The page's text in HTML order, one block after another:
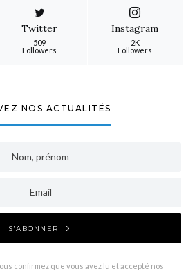
Twitter
509
Followers
Instagram
2K
Followers
NOS ACTUALITÉS
S'ABONNER
confirmez que vous avez lu et accepté nos